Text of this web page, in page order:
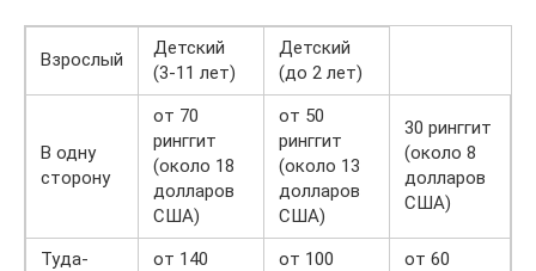
Взрослый
Детский
(3-11 лет)
Детский
(до 2 лет)
В одну
сторону
от 70
ринггит
(около 18
долларов
США)
от 50
ринггит
(около 13
долларов
США)
30 ринггит
(около 8
долларов
США)
Туда-
от 140
от 100
от 60